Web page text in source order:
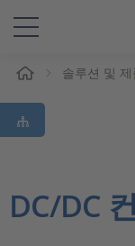
솔루션 및 제품
Support
솔루션 및 제
DC/DC